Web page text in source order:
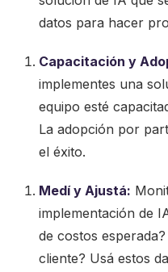
datos para hacer
Capacitación y
implementes una
equipo esté
La adopción por
el éxito.
Medí y Ajustá:
implementación de
de costos
cliente? Usá estos